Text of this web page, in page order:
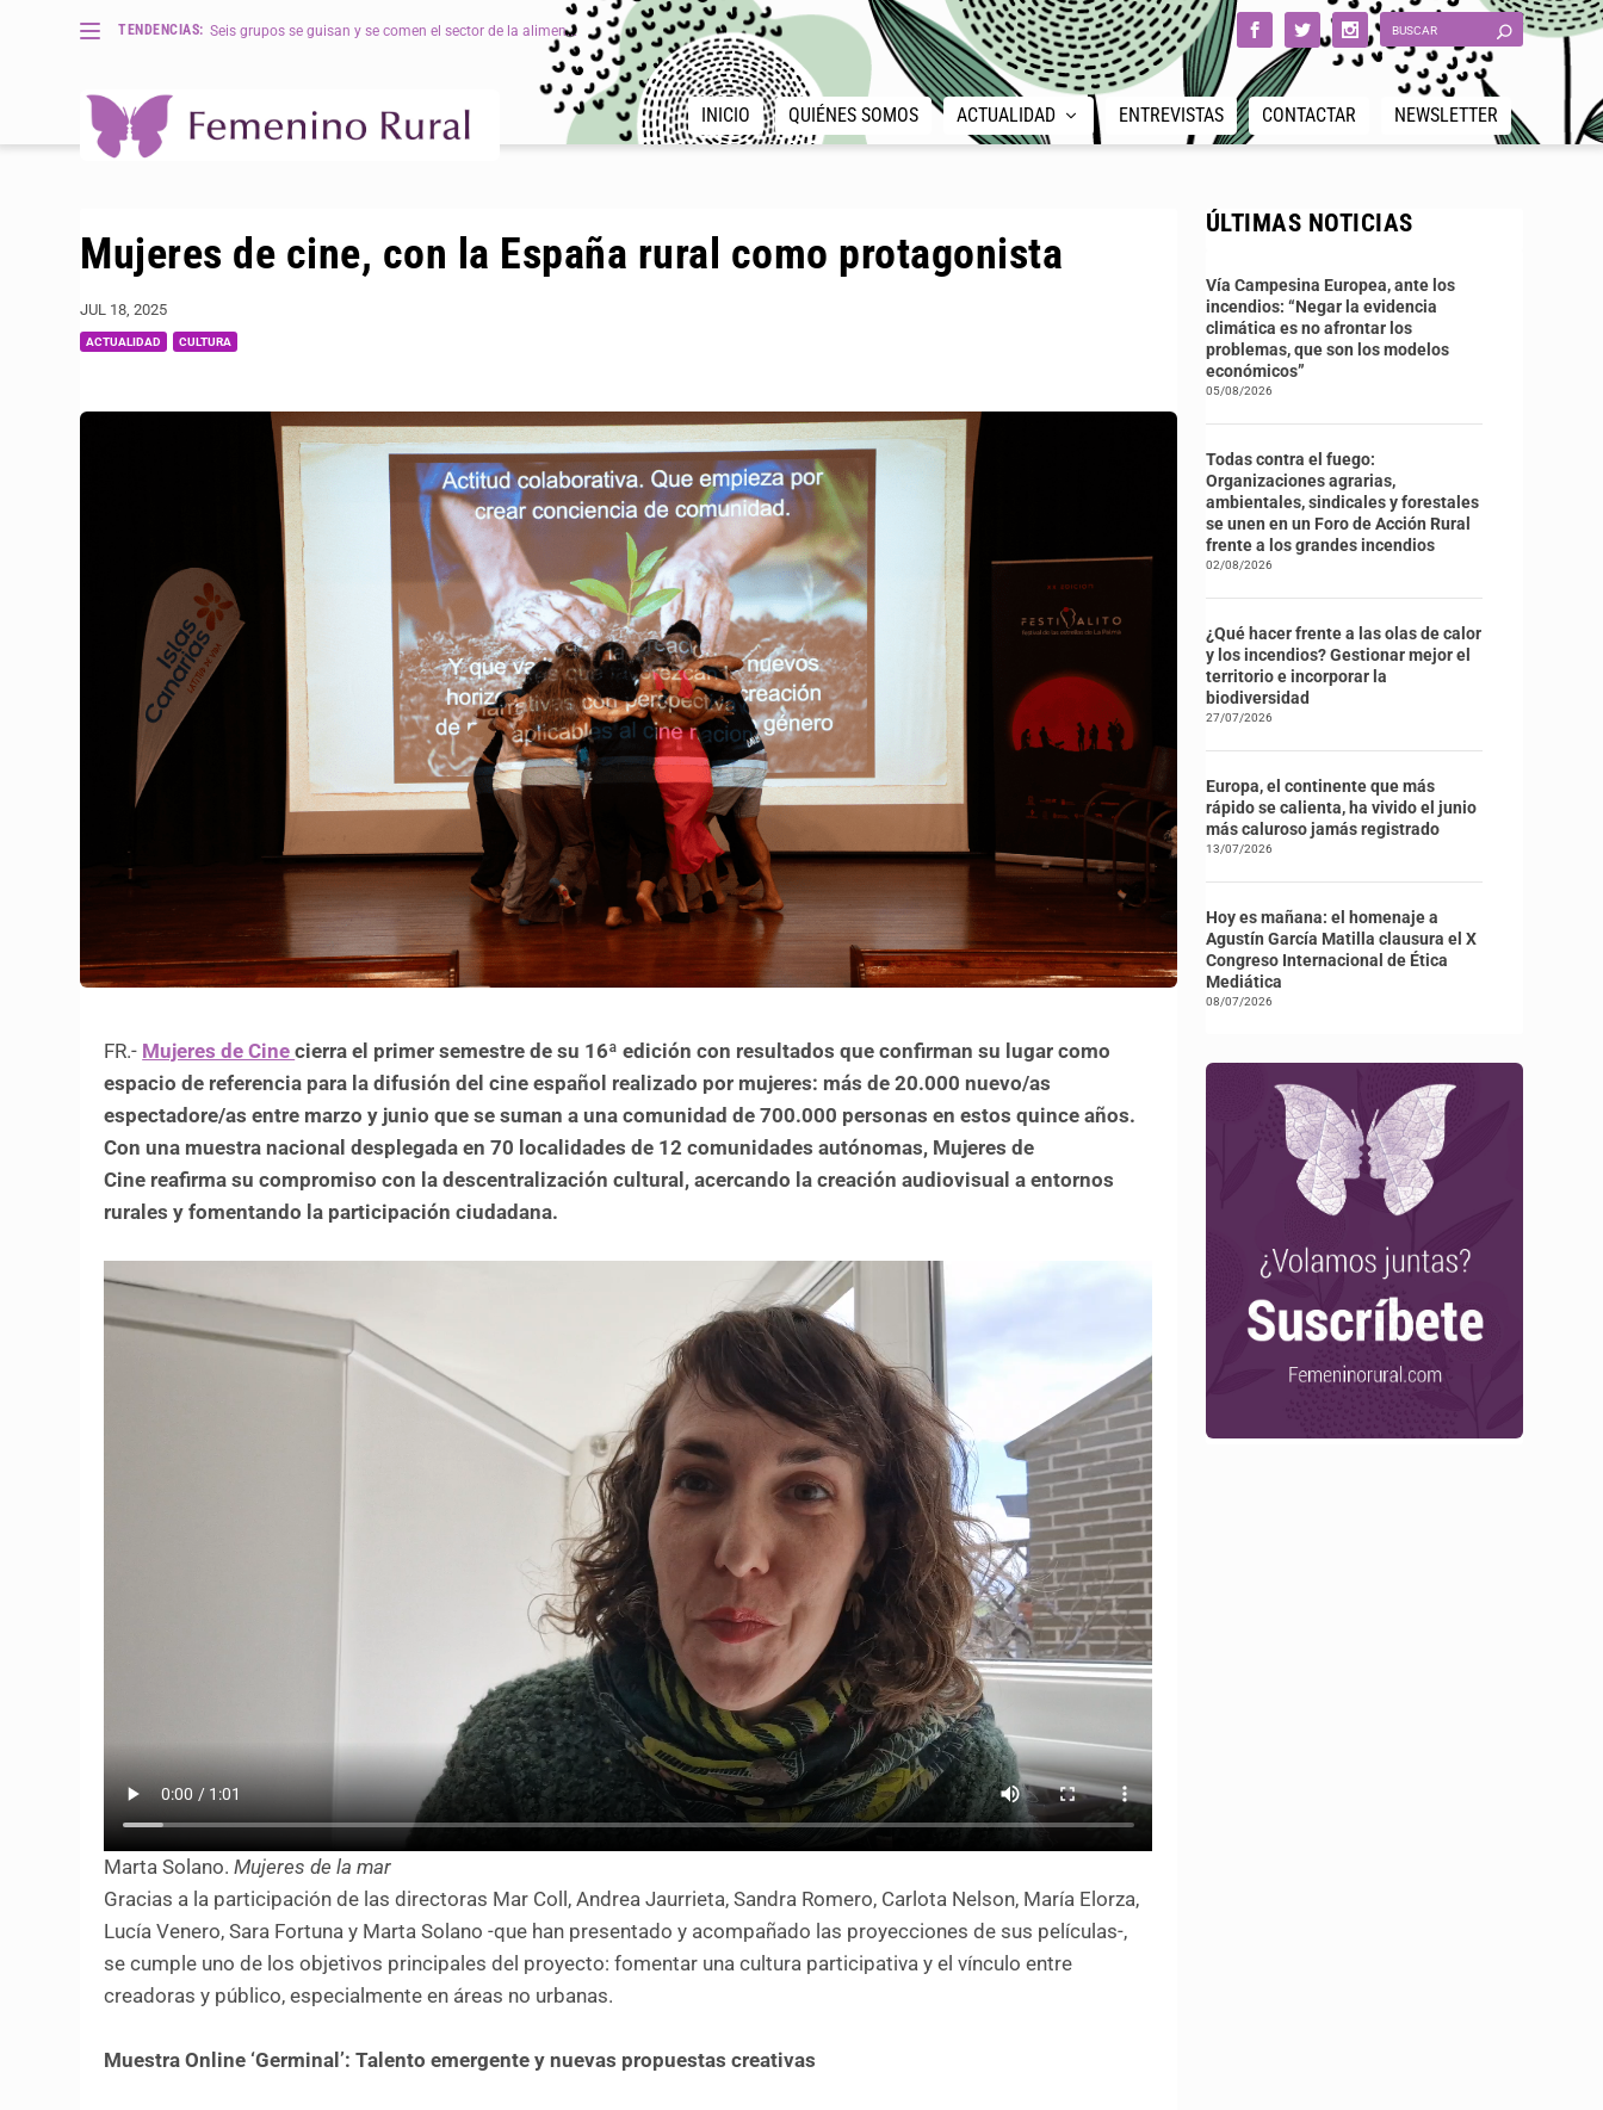
TENDENCIAS: Seis grupos se guisan y se comen el sector de la alimen...
INICIO QUIÉNES SOMOS ACTUALIDAD ENTREVISTAS CONTACTAR NEWSLETTER
Mujeres de cine, con la España rural como protagonista
JUL 18, 2025
ACTUALIDAD CULTURA
FR.- Mujeres de Cinecierra el primer semestre de su 16ª edición con resultados que confirman su lugar como
espacio de referencia para la difusión del cine español realizado por mujeres: más de 20.000 nuevo/as
espectadore/as entre marzo y junio que se suman a una comunidad de 700.000 personas en estos quince años.
Con una muestra nacional desplegada en 70 localidades de 12 comunidades autónomas, Mujeres de
Cine reafirma su compromiso con la descentralización cultural, acercando la creación audiovisual a entornos
rurales y fomentando la participación ciudadana.
Marta Solano.Mujeres de la mar
Gracias a la participación de las directoras Mar Coll, Andrea Jaurrieta, Sandra Romero, Carlota Nelson, María Elorza,
Lucía Venero, Sara Fortuna y Marta Solano -que han presentado y acompañado las proyecciones de sus películas-,
se cumple uno de los objetivos principales del proyecto: fomentar una cultura participativa y el vínculo entre
creadoras y público, especialmente en áreas no urbanas.
Muestra Online ‘Germinal’: Talento emergente y nuevas propuestas creativas
ÚLTIMAS NOTICIAS
Vía Campesina Europea, ante los
incendios: “Negar la evidencia
climática es no afrontar los
problemas, que son los modelos
económicos”
05/08/2026
Todas contra el fuego:
Organizaciones agrarias,
ambientales, sindicales y forestales
se unen en un Foro de Acción Rural
frente a los grandes incendios
02/08/2026
¿Qué hacer frente a las olas de calor
y los incendios? Gestionar mejor el
territorio e incorporar la
biodiversidad
27/07/2026
Europa, el continente que más
rápido se calienta, ha vivido el junio
más caluroso jamás registrado
13/07/2026
Hoy es mañana: el homenaje a
Agustín García Matilla clausura el X
Congreso Internacional de Ética
Mediática
08/07/2026